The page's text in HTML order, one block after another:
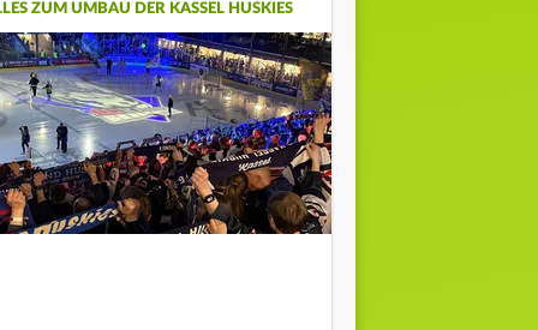
ZUM UMBAU DER KASSEL HUSKIES